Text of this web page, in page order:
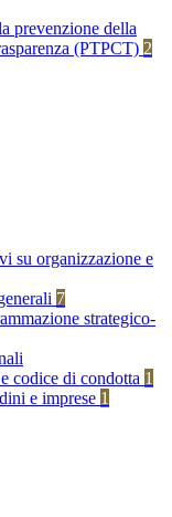
prevenzione della
(PTPCT) 2
su organizzazione e
7
strategico-
codice di condotta 1
e imprese 1